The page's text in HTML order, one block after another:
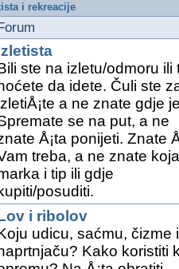
i rekreacije
ste na izletu/odmoru ili
hoćete da idete. Čuli ste
a ne znate gdje
se na put, a ne
Å¡ta ponijeti. Znate
treba, a ne znate koja
i tip ili gdje
kupiti/posuditi.
i ribolov
udicu, saćmu, čizme
Kako koristiti